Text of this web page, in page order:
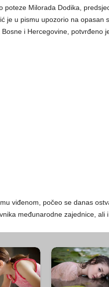
poteze Milorada Dodika,
je u pismu upozorio na opasan
i Hercegovine, potvrđeno
viđenom, počeo se danas
međunarodne zajednice, ali